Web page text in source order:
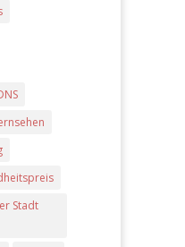
Stadt